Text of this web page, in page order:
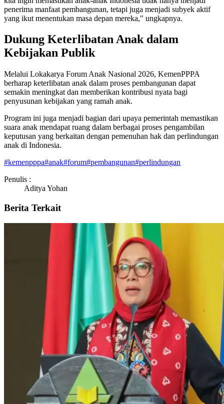
penerima manfaat pembangunan, tetapi juga menjadi subyek aktif
yang ikut menentukan masa depan mereka," ungkapnya.
Dukung Keterlibatan Anak dalam
Kebijakan Publik
Melalui Lokakarya Forum Anak Nasional 2026, KemenPPPA
berharap keterlibatan anak dalam proses pembangunan dapat
semakin meningkat dan memberikan kontribusi nyata bagi
penyusunan kebijakan yang ramah anak.
Program ini juga menjadi bagian dari upaya pemerintah memastikan
suara anak mendapat ruang dalam berbagai proses pengambilan
keputusan yang berkaitan dengan pemenuhan hak dan perlindungan
anak di Indonesia.
#kemenpppa#anak#forum#pembangunan#perlindungan
Penulis :
Aditya Yohan
Berita Terkait